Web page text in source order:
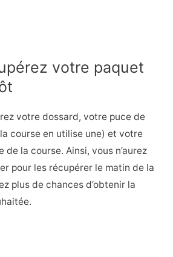
votre paquet
votre dossard, votre puce de
course en utilise une) et votre
de la course. Ainsi, vous n’aurez
pour les récupérer le matin de la
plus de chances d’obtenir la